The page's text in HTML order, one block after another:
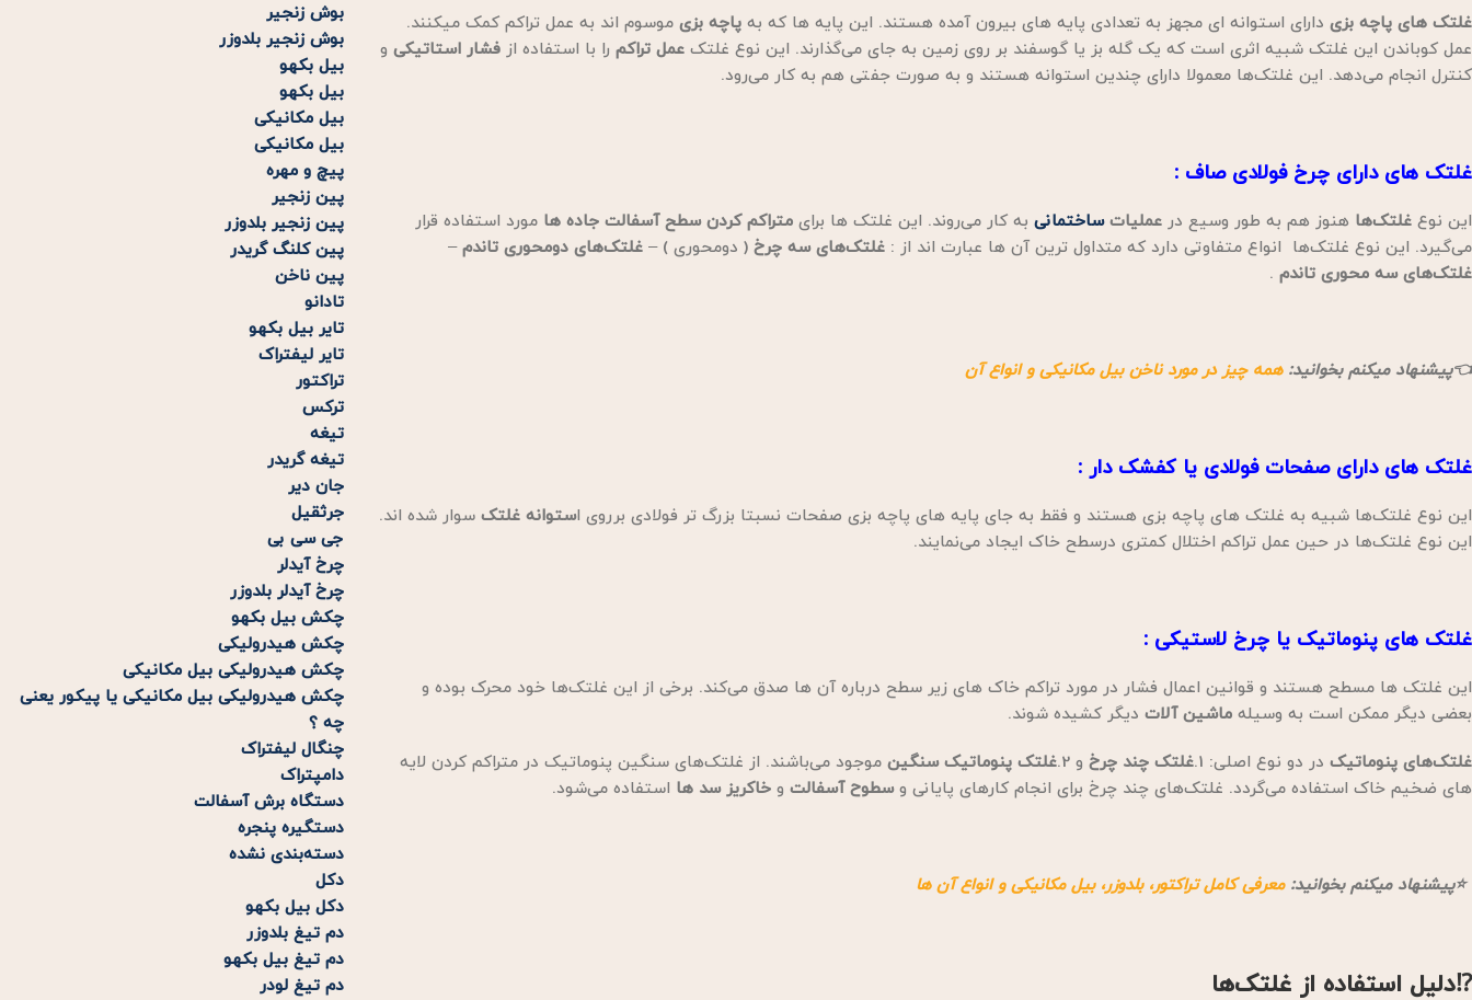
غلتک های پاچه بزی دارای استوانه ای مجهز به تعدادی پایه های بیرون آمده هستند. این پایه ها که به پاچه بزی موسوم اند به عمل تراکم کمک میکنند.
عمل کوباندن این غلتک شبیه اثری است که یک گله بز یا گوسفند بر روی زمین به جای می‌گذارند. این نوع غلتک عمل تراکم را با استفاده از فشار استاتیکی و
کنترل انجام می‌دهد. این غلتک‌ها معمولا دارای چندین استوانه هستند و به صورت جفتی هم به کار می‌رود.
غلتک های دارای چرخ فولادی صاف :
این نوع غلتک‌ها هنوز هم به طور وسیع در عملیاتساختمانی به کار می‌روند. این غلتک ها برای متراکم کردن سطح آسفالت جاده ها مورد استفاده قرار
می‌گیرد. این نوع غلتک‌ها انواع متفاوتی دارد که متداول ترین آن ها عبارت اند از : غلتک‌های سه چرخ ( دومحوری ) – غلتک‌های دومحوری تاندم–
غلتک‌های سه محوری تاندم .
👈پیشنهاد میکنم بخوانید:همه چیز در مورد ناخن بیل مکانیکی و انواع آن
غلتک های دارای صفحات فولادی یاکفشک دار :
این نوع غلتک‌ها شبیه به غلتک های پاچه بزی هستند و فقط به جای پایه های پاچه بزی صفحات نسبتا بزرگ تر فولادی برروی استوانه غلتک سوار شده اند.
این نوع غلتک‌ها در حین عمل تراکم اختلال کمتری درسطح خاک ایجاد می‌نمایند.
غلتک های پنوماتیک یا چرخ لاستیکی :
این غلتک ها مسطح هستند و قوانین اعمال فشار در مورد تراکم خاک های زیر سطح درباره آن ها صدق می‌کند. برخی از این غلتک‌ها خود محرک بوده و
بعضی دیگر ممکن است به وسیله ماشین آلات دیگر کشیده شوند.
غلتک‌های پنوماتیک در دو نوع اصلی: 1. غلتک چند چرخ و 2. غلتک پنوماتیک سنگین موجود می‌باشند. از غلتک‌های سنگین پنوماتیک در متراکم کردن لایه
های ضخیم خاک استفاده می‌گردد. غلتک‌های چند چرخ برای انجام کارهای پایانی وسطوح آسفالت و خاکریز سد ها استفاده می‌شود.
⭐پیشنهاد میکنم بخوانید:معرفی کامل تراکتور، بلدوزر، بیل مکانیکی و انواع آن ها
⁉دلیل استفاده از غلتک‌ها
بوش زنجیر
بوش زنجیر بلدوزر
بیل بکهو
بیل بکهو
بیل مکانیکی
بیل مکانیکی
پیچ و مهره
پین زنجیر
پین زنجیر بلدوزر
پین کلنگ گریدر
پین ناخن
تادانو
تایر بیل بکهو
تایر لیفتراک
تراکتور
ترکس
تیغه
تیغه گریدر
جان دیر
جرثقیل
جی سی بی
چرخ آیدلر
چرخ آیدلر بلدوزر
چکش بیل بکهو
چکش هیدرولیکی
چکش هیدرولیکی بیل مکانیکی
چکش هیدرولیکی بیل مکانیکی یا پیکور یعنی
چه ؟
چنگال لیفتراک
دامپتراک
دستگاه برش آسفالت
دستگیره پنجره
دسته‌بندی نشده
دکل
دکل بیل بکهو
دم تیغ بلدوزر
دم تیغ بیل بکهو
دم تیغ لودر